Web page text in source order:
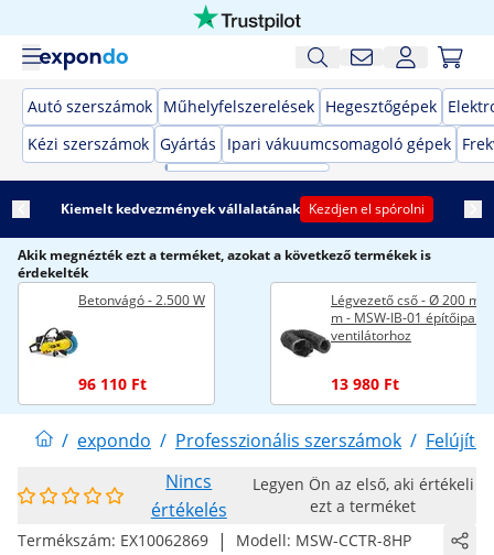
Autó szerszámok Műhelyfelszerelések Hegesztőgépek
Kézi szerszámok Gyártás Ipari vákuumcsomagoló gépek
Kiemelt kedvezmények vállalatának Kezdjen el spórolni
Akik megnézték ezt a terméket, azokat a következő termékek is
érdekelték
Betonvágó - 2.500 W
96 110 Ft
Légvezető cső - Ø 200
m - MSW-IB-01 építőipari
ventilátorhoz
13 980 Ft
/ expondo / Professzionális szerszámok /
Nincs
értékelés
Legyen Ön az első, aki értékeli
ezt a terméket
Termékszám: EX10062869 | Modell: MSW-CCTR-8HP